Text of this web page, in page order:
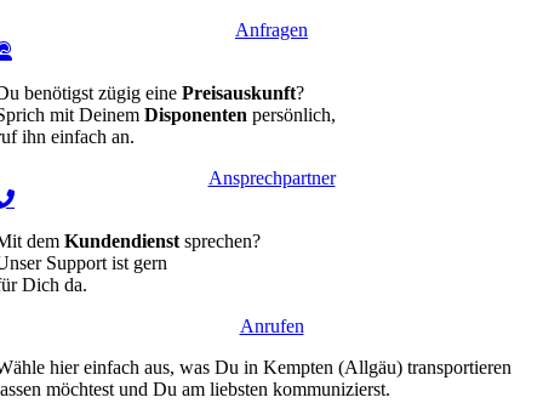
Anfragen
benötigst zügig eine Preisauskunft?
mit Deinem Disponenten persönlich,
ihn einfach an.
Ansprechpartner
dem Kundendienst sprechen?
Support ist gern
Dich da.
Anrufen
hier einfach aus, was Du in Kempten (Allgäu) transportieren
möchtest und Du am liebsten kommunizierst.